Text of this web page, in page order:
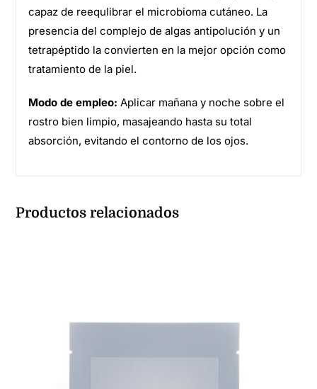
capaz de reequlibrar el microbioma cutáneo. La
presencia del complejo de algas antipolución y un
tetrapéptido la convierten en la mejor opción como
tratamiento de la piel.
Modo de empleo: Aplicar mañana y noche sobre el
rostro bien limpio, masajeando hasta su total
absorción, evitando el contorno de los ojos.
Productos relacionados